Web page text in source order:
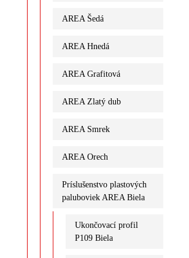
AREA Šedá
AREA Hnedá
AREA Grafitová
AREA Zlatý dub
AREA Smrek
AREA Orech
Príslušenstvo plastových
paluboviek AREA Biela
Ukončovací profil
P109 Biela